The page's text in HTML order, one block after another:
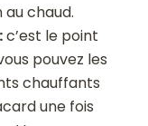
chaud.
c’est le point
pouvez les
chauffants
une fois